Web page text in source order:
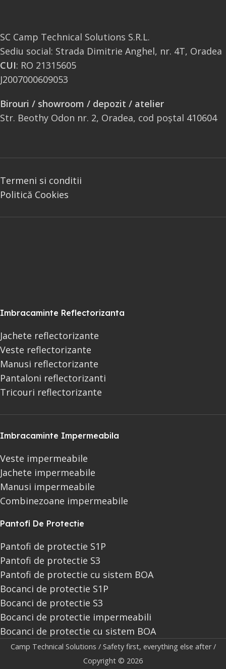
SC Camp Technical Solutions S.R.L.
Sediu social: Strada Dimitrie Anghel, nr. 4T, Oradea
CUI: RO 21315605
J2007000609053
Birouri / showroom / depozit / atelier
Str. Beothy Odon nr. 2, Oradea, cod poștal 410604
Termeni si conditii
Politică Cookies
Imbracaminte Reflectorizanta
Jachete reflectorizante
Veste reflectorizante
Manusi reflectorizante
Pantaloni reflectorizanti
Tricouri reflectorizante
Imbracaminte Impermeabila
Veste impermeabile
Jachete impermeabile
Manusi impermeabile
Combinezoane impermeabile
Pantofi De Protectie
Pantofi de protectie S1P
Pantofi de protectie S3
Pantofi de protectie cu sistem BOA
Bocanci de protectie S1P
Bocanci de protectie S3
Bocanci de protectie impermeabili
Bocanci de protectie cu sistem BOA
Camp Technical Solutions / Safety first, everything else after /
Copyright © 2026